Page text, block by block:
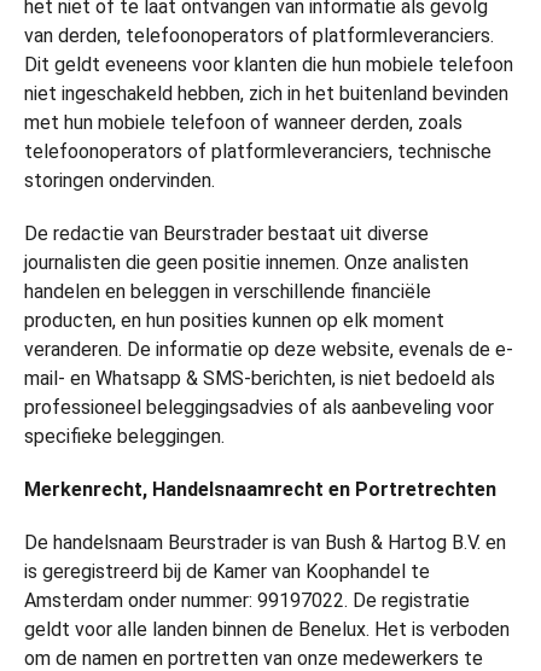
het niet of te laat ontvangen van informatie als gevolg
van derden, telefoonoperators of platformleveranciers.
Dit geldt eveneens voor klanten die hun mobiele telefoon
niet ingeschakeld hebben, zich in het buitenland bevinden
met hun mobiele telefoon of wanneer derden, zoals
telefoonoperators of platformleveranciers, technische
storingen ondervinden.
De redactie van Beurstrader bestaat uit diverse
journalisten die geen positie innemen. Onze analisten
handelen en beleggen in verschillende financiële
producten, en hun posities kunnen op elk moment
veranderen. De informatie op deze website, evenals de e-
mail- en Whatsapp & SMS-berichten, is niet bedoeld als
professioneel beleggingsadvies of als aanbeveling voor
specifieke beleggingen.
Merkenrecht, Handelsnaamrecht en Portretrechten
De handelsnaam Beurstrader is van Bush & Hartog B.V. en
is geregistreerd bij de Kamer van Koophandel te
Amsterdam onder nummer: 99197022. De registratie
geldt voor alle landen binnen de Benelux. Het is verboden
om de namen en portretten van onze medewerkers te